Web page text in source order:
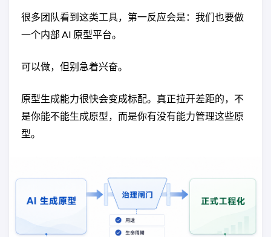
很多团队看到这类工具，第一反应会是：我们也要做
一个内部 AI 原型平台。
可以做，但别急着兴奋。
原型生成能力很快会变成标配。真正拉开差距的，不
是你能不能生成原型，而是你有没有能力管理这些原
型。